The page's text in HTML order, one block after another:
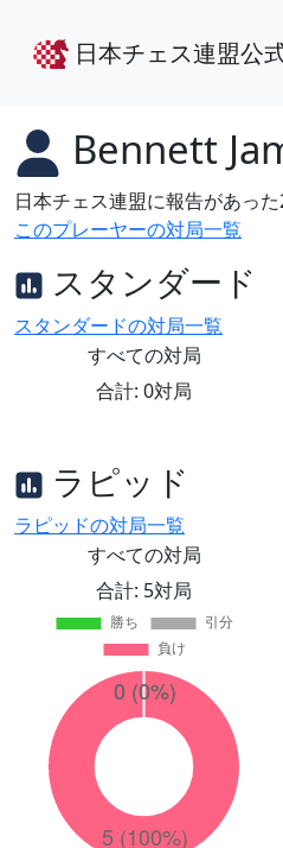
日本チェス連盟公
Bennett
日本チェス連盟に報告があっ
このプレーヤーの対局一覧
スタンダード
スタンダードの対局一覧
すべての対局
合計: 0対局
ラピッド
ラピッドの対局一覧
すべての対局
合計: 5対局